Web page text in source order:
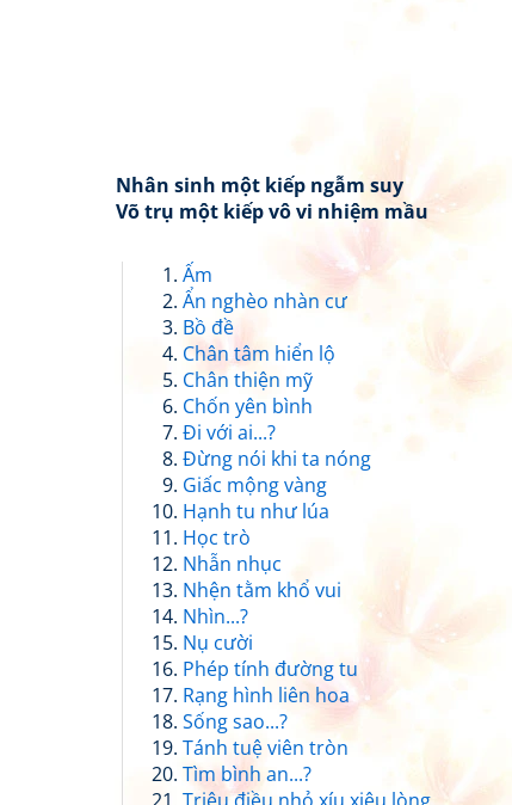
Nhân sinh một kiếp ngẫm suy
Võ trụ một kiếp vô vi nhiệm mầu
Ấm
Ẩn nghèo nhàn cư
Bồ đề
Chân tâm hiển lộ
Chân thiện mỹ
Chốn yên bình
Đi với ai...?
Đừng nói khi ta nóng
Giấc mộng vàng
Hạnh tu như lúa
Học trò
Nhẫn nhục
Nhện tằm khổ vui
Nhìn...?
Nụ cười
Phép tính đường tu
Rạng hình liên hoa
Sống sao...?
Tánh tuệ viên tròn
Tìm bình an...?